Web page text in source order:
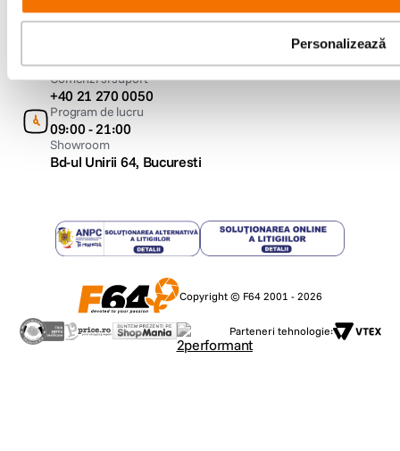
Personalizează
Comenzi si suport
+40 21 270 0050
Program de lucru
09:00 - 21:00
Showroom
Bd-ul Unirii 64, Bucuresti
Copyright © F64 2001 - 2026
Parteneri tehnologie: